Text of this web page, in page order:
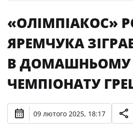
«ОЛІМПІАКОС»
ЯРЕМЧУКА
В ДОМАШНЬОМУ
ЧЕМПІОНАТУ
09 лютого 2025, 18:17